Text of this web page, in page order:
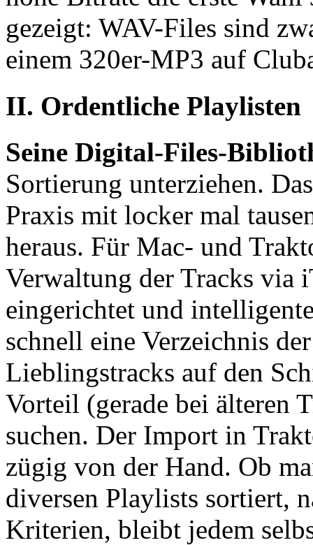
gezeigt: WAV-Files sind
einem 320er-MP3 auf
II. Ordentliche Playlisten
Seine Digital-Files-
Sortierung unterziehen.
Praxis mit locker mal
heraus. Für Mac- und
Verwaltung der Tracks via
eingerichtet und
schnell eine Verzeichnis
Lieblingstracks auf den
Vorteil (gerade bei älteren
suchen. Der Import in
zügig von der Hand. Ob
diversen Playlists sortiert,
Kriterien, bleibt jedem